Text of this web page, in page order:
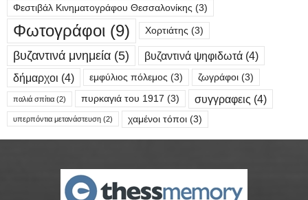
Φεστιβάλ Κινηματογράφου Θεσσαλονίκης (3)
Φωτογράφοι (9) Χορτιάτης (3)
βυζαντινά μνημεία (5) βυζαντινά ψηφιδωτά (4)
δήμαρχοι (4) εμφύλιος πόλεμος (3) ζωγράφοι (3)
παλιά σπίτια (2) πυρκαγιά του 1917 (3) συγγραφεις (4)
υπερπόντια μετανάστευση (2) χαμένοι τόποι (3)